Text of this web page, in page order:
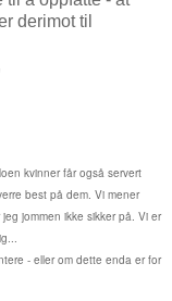
derimot til
kvinner får også servert
best på dem. Vi mener
jommen ikke sikker på. Vi er
- eller om dette enda er for